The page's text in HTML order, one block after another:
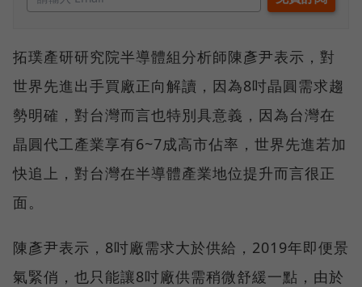
拓璞產研研究院半導體組分析師陳彥尹表示，對
世界先進出手買廠正向解讀，因為8吋晶圓需求趨
勢明確，對台灣而言也特別具意義，因為台灣在
晶圓代工產業享有6~7成高市佔率，世界先進若加
快追上，對台灣在半導體產業地位提升而言很正
面。
陳彥尹表示，8吋廠需求大於供給，2019年即便景
氣緊俏，也只能讓8吋廠供需稍微舒緩一點，由於